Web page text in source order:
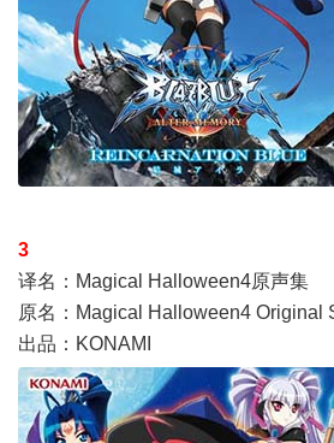
3
译名：Magical Halloween4原声集
原名：Magical Halloween4 Original
出品：KONAMI